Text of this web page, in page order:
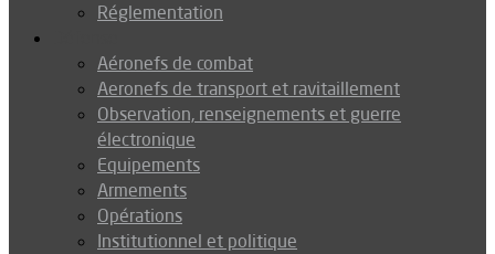
Réglementation
Aéronefs de combat
Aeronefs de transport et ravitaillement
Observation, renseignements et guerre
électronique
Equipements
Armements
Opérations
Institutionnel et politique